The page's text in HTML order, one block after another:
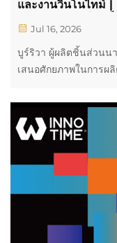
และงานวินโนไทม์
Jul 16, 2026
บูร์ริวา ผู้ผลิตชิ้นส่วนน
เสนอศักยภาพในการผ
ในการจัดงานเซินเจิ้น
2026